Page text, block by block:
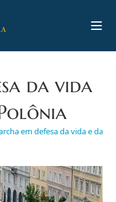
da vida
em defesa da vida e da